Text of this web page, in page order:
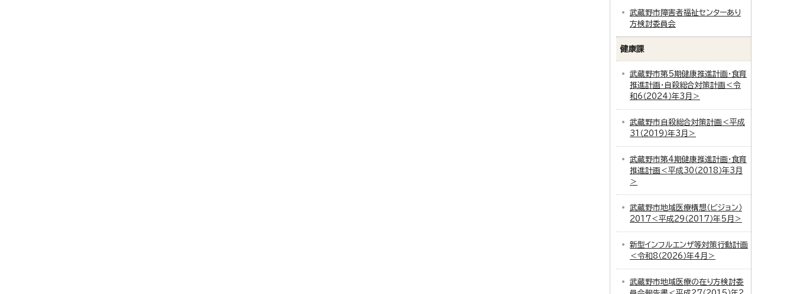
武蔵野市障害者福祉センターあり
方検討委員会
健康課
武蔵野市第5期健康推進計画・食育
推進計画・自殺総合対策計画＜令
和6（2024）年3月＞
武蔵野市自殺総合対策計画＜平成
31（2019）年3月＞
武蔵野市第4期健康推進計画・食育
推進計画＜平成30（2018）年3月
＞
武蔵野市地域医療構想（ビジョン）
2017＜平成29（2017）年5月＞
新型インフルエンザ等対策行動計画
＜令和8（2026）年4月＞
武蔵野市地域医療の在り方検討委